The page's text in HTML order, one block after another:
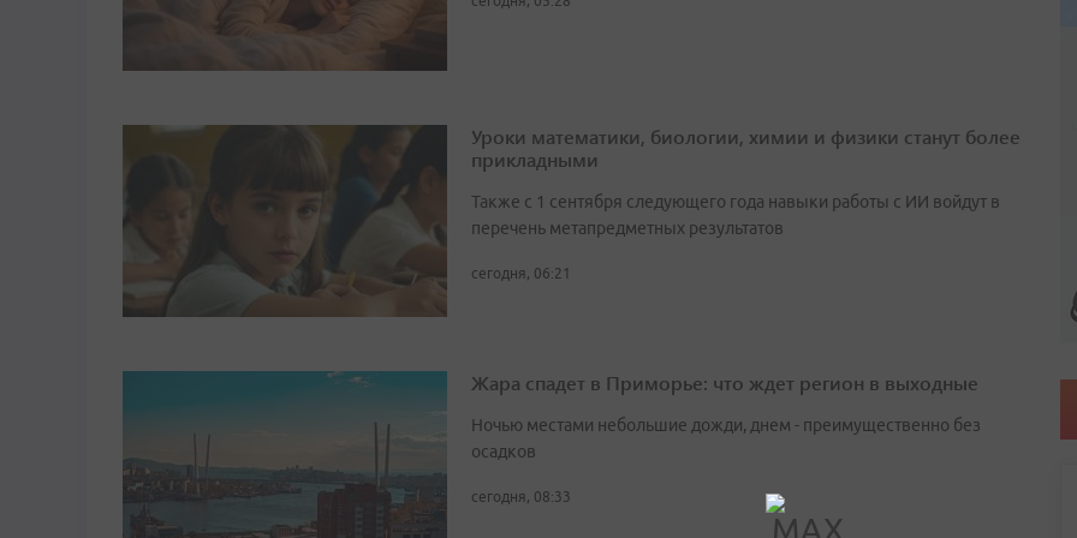
Уроки математики, биологии, химии и физики станут более
прикладными
Также с 1 сентября следующего года навыки работы с ИИ войдут в
перечень метапредметных результатов
сегодня, 06:21
Жара спадет в Приморье: что ждет регион в выходные
Ночью местами небольшие дожди, днем - преимущественно без
осадков
сегодня, 08:33